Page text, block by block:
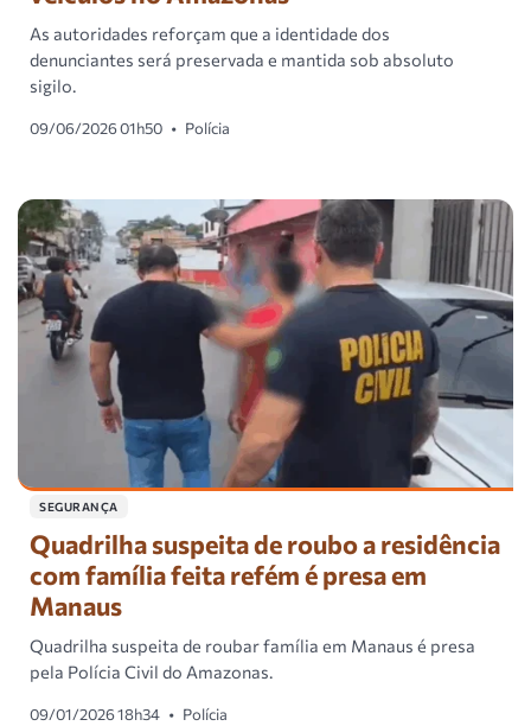
As autoridades reforçam que a identidade dos
denunciantes será preservada e mantida sob absoluto
sigilo.
09/06/2026 01h50 • Polícia
SEGURANÇA
Quadrilha suspeita de roubo a residência
com família feita refém é presa em
Manaus
Quadrilha suspeita de roubar família em Manaus é presa
pela Polícia Civil do Amazonas.
09/01/2026 18h34 • Polícia